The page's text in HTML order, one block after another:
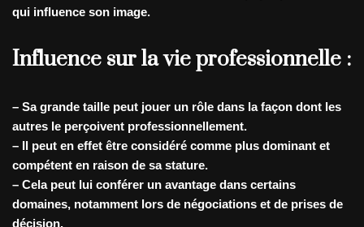
qui influence son image.
Influence sur la vie professionnelle :
– Sa grande taille peut jouer un rôle dans la façon dont les
autres le perçoivent professionnellement.
– Il peut en effet être considéré comme plus dominant et
compétent en raison de sa stature.
– Cela peut lui conférer un avantage dans certains
domaines, notamment lors de négociations et de prises de
décision.